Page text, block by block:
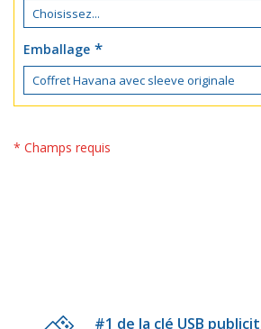
Emballage
* Champs requis
#1 de la clé USB